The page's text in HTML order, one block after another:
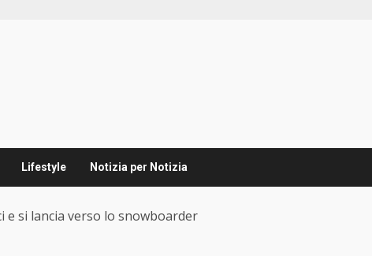
Lifestyle Notizia per Notizia
e si lancia verso lo snowboarder